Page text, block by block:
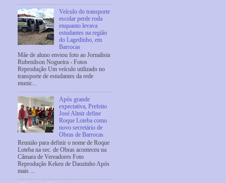
Veículo do transporte
escolar perde roda
enquanto levava
estudantes na região
do Lagedinho, em
Barrocas
Mãe de aluno enviou foto ao Jornalista
Rubenilson Nogueira - Fotos
Reprodução Um veículo utilizado no
transporte de estudantes da rede
munic...
Após grande
expectativa, Prefeito
José Almir define
Roque Loteba como
novo secretário de
Obras de Barrocas
Reunião para definir o nome de Roque
Loteba na sec. de Obras aconteceu na
Câmara de Vereadores Foto
Reprodução Kekeu de Daozinho Após
mais ...